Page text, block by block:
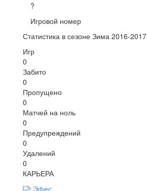
?
Игровой номер
Статистика в сезоне Зима 2016-2017
Игр
0
Забито
0
Пропущено
0
Матчей на ноль
0
Предупреждений
0
Удалений
0
КАРЬЕРА
Эфес